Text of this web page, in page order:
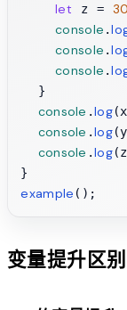
let z = 30
console .
console .
console .
  }
console .log
console .log
console .log
example
变量提升区别